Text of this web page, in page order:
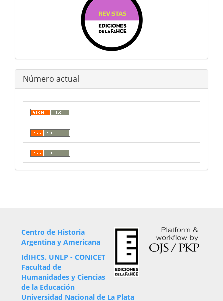
Número actual
Centro de Historia
Argentina y Americana
IdIHCS. UNLP - CONICET
Facultad de
Humanidades y Ciencias
de la Educación
Universidad Nacional de La Plata